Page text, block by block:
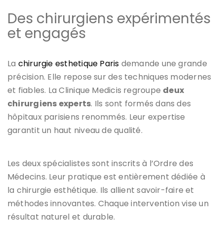
Des chirurgiens expérimentés
et engagés
La chirurgie esthetique Paris demande une grande
précision. Elle repose sur des techniques modernes
et fiables. La Clinique Medicis regroupe deux
chirurgiens experts. Ils sont formés dans des
hôpitaux parisiens renommés. Leur expertise
garantit un haut niveau de qualité.
Les deux spécialistes sont inscrits à l’Ordre des
Médecins. Leur pratique est entièrement dédiée à
la chirurgie esthétique. Ils allient savoir-faire et
méthodes innovantes. Chaque intervention vise un
résultat naturel et durable.